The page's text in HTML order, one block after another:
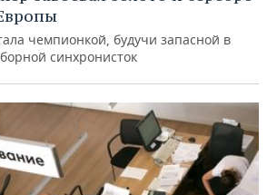
чемпионкой, будучи запасной в
синхронисток